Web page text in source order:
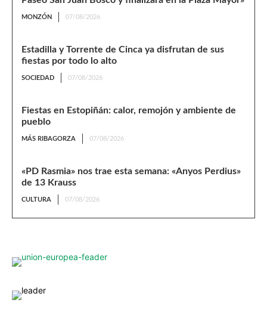
MONZÓN 07/08/2026
Estadilla y Torrente de Cinca ya disfrutan de sus
fiestas por todo lo alto
SOCIEDAD 07/08/2026
Fiestas en Estopiñán: calor, remojón y ambiente de
pueblo
MÁS RIBAGORZA 07/08/2026
«PD Rasmia» nos trae esta semana: «Anyos Perdius»
de 13 Krauss
CULTURA 07/08/2026